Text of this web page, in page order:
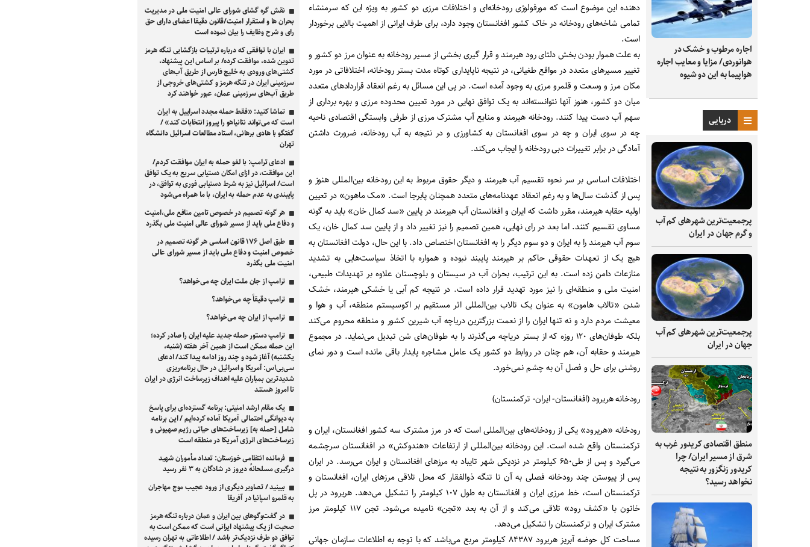
اجاره مرطوب و خشک در
هوانوردی/ مزایا و معایب اجاره
هواپیما به این دو شیوه
دریایی
پرجمعیت‌ترین شهرهای کم آب
و گرم جهان در ایران
پرجمعیت‌ترین شهرهای کم آب
جهان در ایران
منطق اقتصادی کریدور غرب به
شرق از مسیر ایران/ چرا
کریدور زنگزور به نتیجه
نخواهد رسید؟
دهنده این موضوع است که مورفولوژی رودخانه‌ای و اختلافات مرزی دو کشور به ویژه این که سرمنشاء
تمامی شاخه‌های رودخانه در خاک کشور افغانستان وجود دارد، برای طرف ایرانی از اهمیت بالایی برخوردار
است.
به علت هموار بودن بخش دلتای رود هیرمند و قرار گیری بخشی از مسیر رودخانه به عنوان مرز دو کشور و
تغییر مسیرهای متعدد در مواقع طغیانی، در نتیجه ناپایداری کوتاه مدت بستر رودخانه، اختلافاتی در مورد
مکان مرز و وسعت و قلمرو مرزی به وجود آمده است. در پی این مسائل به رغم انعقاد قراردادهای متعدد
میان دو کشور، هنوز آنها نتوانسته‌اند به یک توافق نهایی در مورد تعیین محدوده مرزی و بهره برداری از
سهم آب دست پیدا کنند. رودخانه هیرمند و منابع آب مشترک مرزی از طرفی وابستگی اقتصادی ناحیه
چه در سوی ایران و چه در سوی افغانستان به کشاورزی و در نتیجه به آب رودخانه، ضرورت داشتن
آمادگی در برابر تغییرات دبی رودخانه را ایجاب می‌کند.
اختلافات اساسی بر سر نحوه تقسیم آب هیرمند و دیگر حقوق مربوط به این رودخانه بین‌المللی هنوز و
پس از گذشت سال‌ها و به رغم انعقاد عهدنامه‌های متعدد همچنان پابرجا است. «مک ماهون» در تعیین
اولیه حقابه هیرمند، مقرر داشت که ایران و افغانستان آب هیرمند در پایین «سد کمال خان» باید به گونه
مساوی تقسیم کنند. اما بعد در رای نهایی، همین تصمیم را نیز تغییر داد و از پایین سد کمال خان، یک
سوم آب هیرمند را به ایران و دو سوم دیگر را به افغانستان اختصاص داد. با این حال، دولت افغانستان به
هیچ یک از تعهدات حقوقی حاکم بر هیرمند پایبند نبوده و همواره با اتخاذ سیاست‌هایی به تشدید
منازعات دامن زده است. به این ترتیب، بحران آب در سیستان و بلوچستان علاوه بر تهدیدات طبیعی،
امنیت ملی و منطقه‌ای را نیز مورد تهدید قرار داده است. در نتیجه کم آبی یا خشکی هیرمند، خشک
شدن «تالاب هامون» به عنوان یک تالاب بین‌المللی اثر مستقیم بر اکوسیستم منطقه، آب و هوا و
معیشت مردم دارد و نه تنها ایران را از نعمت بزرگترین دریاچه آب شیرین کشور و منطقه محروم می‌کند
بلکه طوفان‌های ۱۲۰ روزه که از بستر دریاچه می‌گذرند را به طوفان‌های شن تبدیل می‌نماید. در مجموع
هیرمند و حقابه آن، هم چنان در روابط دو کشور یک عامل مشاجره پایدار باقی مانده است و دور نمای
روشنی برای حل و فصل آن به چشم نمی‌خورد.
رودخانه هریرود (افغانستان- ایران- ترکمنستان)
رودخانه «هریرود» یکی از رودخانه‌های بین‌المللی است که در مرز مشترک سه کشور افغانستان، ایران و
ترکمنستان واقع شده است. این رودخانه بین‌المللی از ارتفاعات «هندوکش» در افغانستان سرچشمه
می‌گیرد و پس از طی۶۵۰ کیلومتر در نزدیکی شهر تایباد به مرزهای افغانستان و ایران می‌رسد. در ایران
پس از پیوستن چند رودخانه فصلی به آن تا تنگه ذوالفقار که محل تلاقی مرزهای ایران، افغانستان و
ترکمنستان است، خط مرزی ایران و افغانستان به طول ۱۰۷ کیلومتر را تشکیل می‌دهد. هریرود در پل
خاتون با «کشف رود» تلاقی می‌کند و از آن به بعد «تجن» نامیده می‌شود. تجن ۱۱۷ کیلومتر مرز
مشترک ایران و ترکمنستان را تشکیل می‌دهد.
مساحت کل حوضه آبریز هریرود ۸۴۳۸۷ کیلومتر مربع می‌باشد که با توجه به اطلاعات سازمان جهانی
نقش گره گشای شورای عالی امنیت ملی در مدیریت
بحران ها و استقرار امنیت/قانون دقیقا اعضای دارای حق
رای و شرح وظایف را بیان نموده است
ایران با توافقی که درباره ترتیبات بازگشایی تنگه هرمز
تدوین شده، موافقت کرده/ بر اساس این پیشنهاد،
کشتی‌های ورودی به خلیج فارس از طریق آب‌های
سرزمینی ایران در تنگه هرمز و کشتی‌های خروجی از
طریق آب‌های سرزمینی عمان، عبور خواهند کرد
تماشا کنید: «فقط حمله مجدد اسراییل به ایران
است که می‌تواند نتانیاهو را پیروز انتخابات کند» /
گفتگو با هادی برهانی، استاد مطالعات اسرائیل دانشگاه
تهران
ادعای ترامپ: با لغو حمله به ایران موافقت کردم/
این موافقت، در ازای امکان دستیابی سریع به یک توافق
است/ اسرائیل نیز به شرط دستیابی فوری به توافق، در
پایبندی به عدم حمله به ایران، با ما همراه می‌شود
هر گونه تصمیم در خصوص تامین منافع ملی،امنیت
و دفاع ملی باید از مسیر شورای عالی امنیت ملی بگذرد
طبق اصل ۱۷۶ قانون اساسی هر گونه تصمیم در
خصوص امنیت و دفاع ملی باید از مسیر شورای عالی
امنیت ملی بگذرد
ترامپ از جان ملت ایران چه می‌خواهد؟
ترامپ دقیقاً چه می‌خواهد؟
ترامپ از ایران چه می‌خواهد؟
ترامپ دستور حمله جدید علیه ایران را صادر کرده؛
این حمله ممکن است از همین آخر هفته (شنبه،
یکشنبه) آغاز شود و چند روز ادامه پیدا کند/ ادعای
سی‌بی‌اس: آمریکا و اسرائیل در حال برنامه‌ریزی
شدیدترین بمباران علیه اهداف زیرساخت انرژی در ایران
تا امروز هستند
یک مقام ارشد امنیتی: برنامه گسترده‌ای برای پاسخ
به دیوانگی احتمالی آمریکا آماده کرده‌ایم / این برنامه
شامل [حمله به] زیرساخت‌های حیاتی رژیم صهیونی و
زیرساخت‌های انرژی آمریکا در منطقه است
فرمانده انتظامی خوزستان: تعداد مأموران شهید
درگیری مسلحانهٔ دیروز در شادگان به ۳ نفر رسید
ببینید / تصاویر دیگری از ورود عجیب موج مهاجران
به قلمرو اسپانیا در آفریقا
در گفت‌وگوهای بین ایران و عمان درباره تنگه هرمز
صحبت از یک پیشنهاد ایرانی است که ممکن است به
توافق دو طرف نزدیک‌تر باشد / اطلاعاتی به تهران رسیده